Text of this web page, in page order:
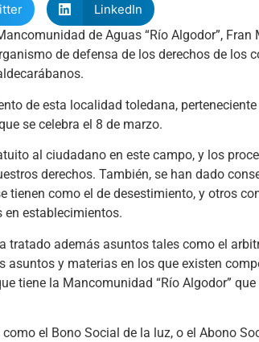
LinkedIn
de Aguas “Río Algodor”, Fran
de defensa de los derechos de los
de esta localidad toledana,
se celebra el 8 de marzo.
al ciudadano en este campo, y los
derechos. También, se han dado
tienen como el de desestimiento, y otros
establecimientos.
tratado además asuntos tales como el
asuntos y materias en los que existen
tiene la Mancomunidad “Río Algodor”
el Bono Social de la luz, o el Abono